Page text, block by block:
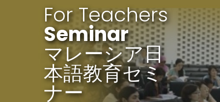
For Teachers
Seminar
マレーシア日
本語教育セミ
ナー